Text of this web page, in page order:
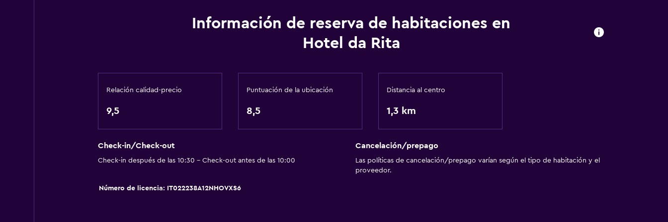
Información de reserva de habitaciones en
Hotel da Rita
Relación calidad-precio
9,5
Puntuación de la ubicación
8,5
Distancia al centro
1,3 km
Check-in/Check-out
Check-in después de las 10:30 - Check-out antes de las 10:00
Cancelación/prepago
Las políticas de cancelación/prepago varían según el tipo de habitación y el
proveedor.
Número de licencia: IT022238A12NHOVXS6